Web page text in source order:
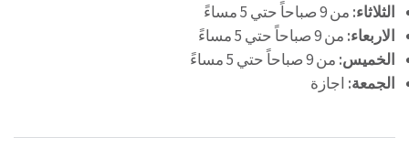
الثلاثاء: من 9 صباحاً حتي 5 مساءً
الاربعاء: من 9 صباحاً حتي 5 مساءً
الخميس: من 9 صباحاً حتي 5 مساءً
الجمعة: اجازة